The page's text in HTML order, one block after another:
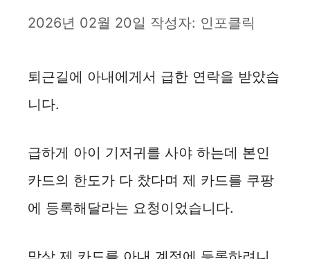
2026년 02월 20일 작성자: 인포클릭
퇴근길에 아내에게서 급한 연락을 받았습
니다.
급하게 아이 기저귀를 사야 하는데 본인
카드의 한도가 다 찼다며 제 카드를 쿠팡
에 등록해달라는 요청이었습니다.